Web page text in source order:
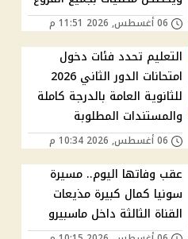
06 أغسطس, 2026 11:51 م
التعليم تحدد فئات دخول
امتحانات الدور الثاني 2026
للثانوية العامة بالدرجة كاملة
والمستندات المطلوبة
06 أغسطس, 2026 10:34 م
عقب وفاتها اليوم.. مسيرة
سونيا كمال كبيرة مذيعات
القناة الثالثة داخل ماسبيرو